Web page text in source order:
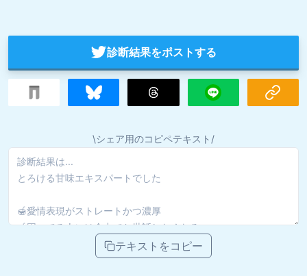
診断結果をポストする
\シェア用のコピペテキスト/
テキストをコピー